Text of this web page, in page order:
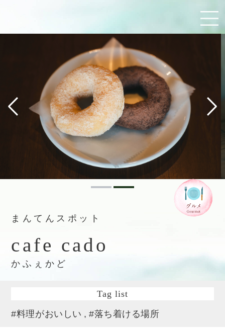
まんてんスポット
cafe cado
かふぇかど
Tag list
#料理がおいしい
#落ち着ける場所